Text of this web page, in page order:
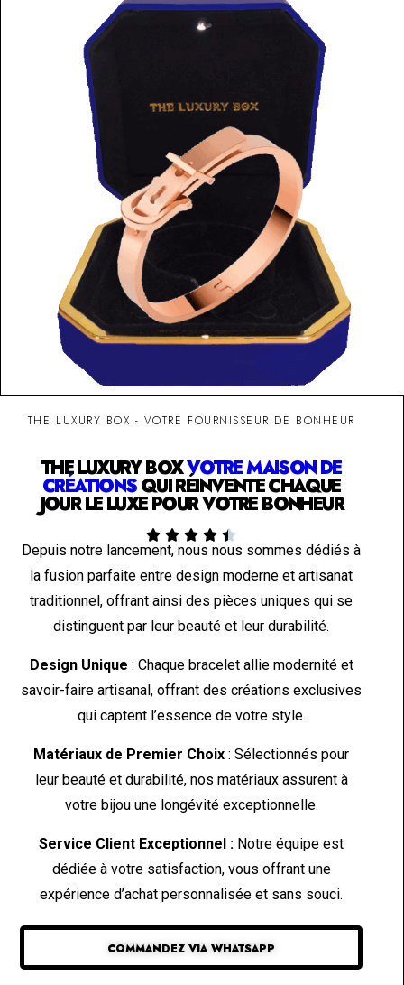
THE LUXURY BOX - VOTRE FOURNISSEUR DE BONHEUR
THE LUXURY BOXVOTRE MAISON DE
CRÉATIONSQUI RÉINVENTE CHAQUE
JOUR LE LUXE POUR VOTRE BONHEUR
    
Depuis notre lancement, nous nous sommes dédiés à
la fusion parfaite entre design moderne et artisanat
traditionnel, offrant ainsi des pièces uniques qui se
distinguent par leur beauté et leur durabilité.
Design Unique : Chaque bracelet allie modernité et
savoir-faire artisanal, offrant des créations exclusives
qui captent l’essence de votre style.
Matériaux de Premier Choix : Sélectionnés pour
leur beauté et durabilité, nos matériaux assurent à
votre bijou une longévité exceptionnelle.
Service Client Exceptionnel : Notre équipe est
dédiée à votre satisfaction, vous offrant une
expérience d’achat personnalisée et sans souci.
COMMANDEZ VIA WHATSAPP